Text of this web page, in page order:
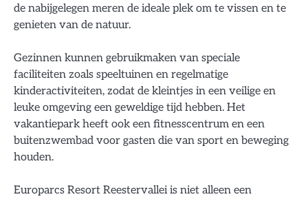
de nabijgelegen meren de ideale plek om te vissen en te
genieten van de natuur.
Gezinnen kunnen gebruikmaken van speciale
faciliteiten zoals speeltuinen en regelmatige
kinderactiviteiten, zodat de kleintjes in een veilige en
leuke omgeving een geweldige tijd hebben. Het
vakantiepark heeft ook een fitnesscentrum en een
buitenzwembad voor gasten die van sport en beweging
houden.
Europarcs Resort Reestervallei is niet alleen een